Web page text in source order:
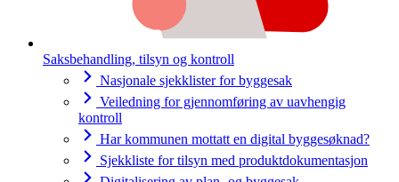
Saksbehandling, tilsyn og kontroll
Nasjonale sjekklister for byggesak
Veiledning for gjennomføring av uavhengig
kontroll
Har kommunen mottatt en digital byggesøknad?
Sjekkliste for tilsyn med produktdokumentasjon